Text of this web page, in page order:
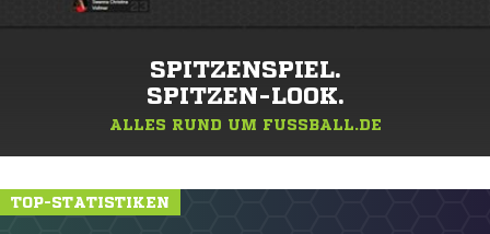
SPITZENSPIEL.
SPITZEN-LOOK.
ALLES RUND UM FUSSBALL.DE
TOP-STATISTIKEN